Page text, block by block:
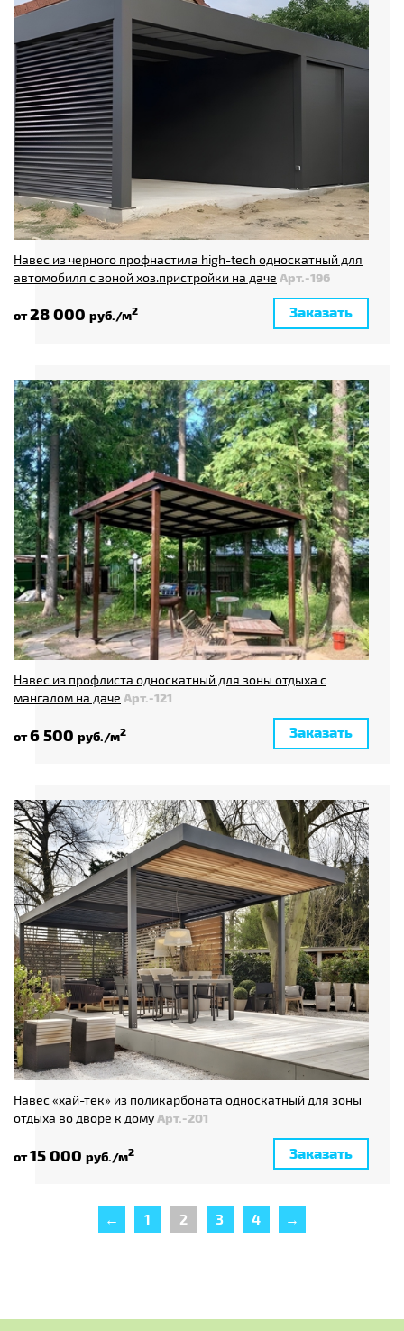
Навес из черного профнастила high-tech односкатный для
автомобиля с зоной хоз.пристройки на даче Арт.-196
от28 000 руб./м2 Заказать
Навес из профлиста односкатный для зоны отдыха с
мангалом на даче Арт.-121
от6 500 руб./м2 Заказать
Навес «хай-тек» из поликарбоната односкатный для зоны
отдыха во дворе к домуАрт.-201
от15 000 руб./м2 Заказать
← 1 2 3 4 →